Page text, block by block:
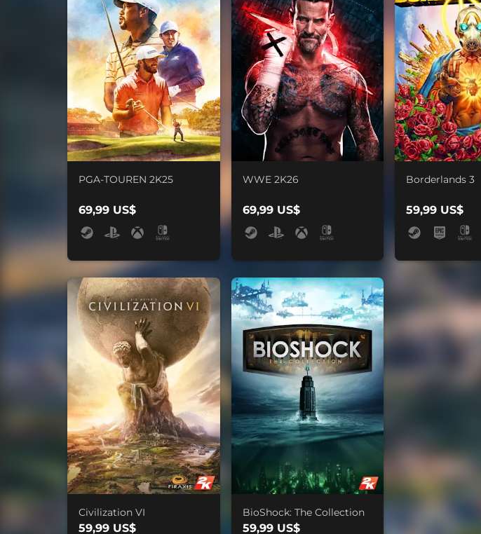
PGA-TOUREN 2K25
69,99 US$
WWE 2K26
69,99 US$
Borderlands 3
59,99 US$
Civilization VI
59,99 US$
BioShock: The Collection
59,99 US$